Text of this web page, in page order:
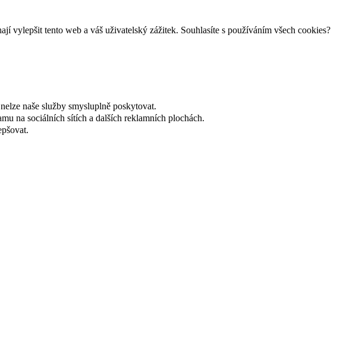
vylepšit tento web a váš uživatelský zážitek. Souhlasíte s používáním všech cookies?
naše služby smysluplně poskytovat.
na sociálních sítích a dalších reklamních plochách.